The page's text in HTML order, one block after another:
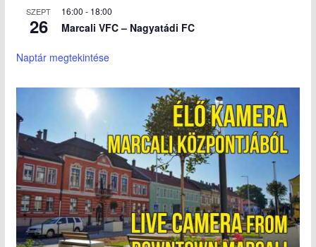
SZEPT
26
16:00 - 18:00
Marcali VFC – Nagyatádi FC
Naptár megtekintése